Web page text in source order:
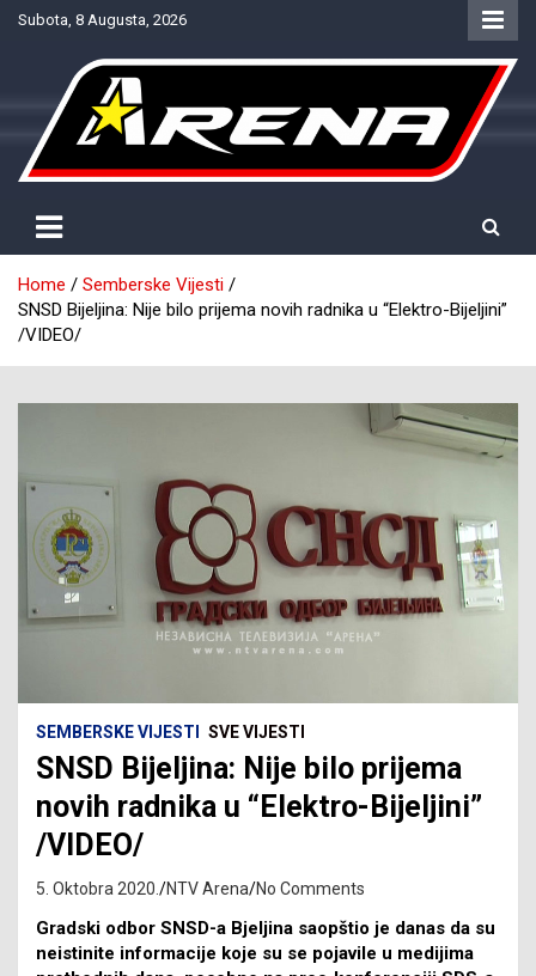
SkipSubota, 8 Augusta, 2026
NTV Arena
Home
Semberske Vijesti
SNSD Bijeljina: Nije bilo prijema novih radnika u “Elektro-Bijeljini”
/VIDEO/
SEMBERSKE VIJESTI SVE VIJESTI
SNSD Bijeljina: Nije bilo prijema
novih radnika u “Elektro-Bijeljini”
/VIDEO/
5. Oktobra 2020. NTV Arena No Comments
Gradski odbor SNSD-a Bjeljina saopštio je danas da su
neistinite informacije koje su se pojavile u medijima